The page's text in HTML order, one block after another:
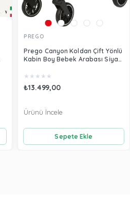
PREGO
Prego Canyon Koldan Çift Yönlü
Kabin Boy Bebek Arabası Siyah
★ ★ ★ ★ ★
₺13.499,00
Sepete Ekle
Ürünü İncele